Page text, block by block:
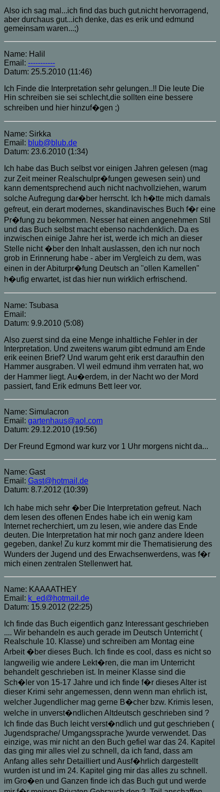
Also ich sag mal...ich find das buch gut.nicht hervorragend,
aber durchaus gut...ich denke, das es erik und edmund
gemeinsam waren...;)
Name: Halil
Email: -----------
Datum: 25.5.2010 (11:46)
Ich Finde die Interpretation sehr gelungen..!! Die leute Die
Hin schreiben sie sei schlecht,die sollten eine bessere
schreiben und hier hinzuf�gen ;)
Name: Sirkka
Email: blub@blub.de
Datum: 23.6.2010 (1:34)
Ich habe das Buch selbst vor einigen Jahren gelesen (mag
zur Zeit meiner Realschulpr�fungen gewesen sein) und
kann dementsprechend auch nicht nachvollziehen, warum
solche Aufregung dar�ber herrscht. Ich h�tte mich damals
gefreut, ein derart modernes, skandinavisches Buch f�r eine
Pr�fung zu bekommen. Nesser hat einen angenehmen Stil
und das Buch selbst macht ebenso nachdenklich. Da es
inzwischen einige Jahre her ist, werde ich mich an dieser
Stelle nicht �ber den Inhalt auslassen, den ich nur noch
grob in Erinnerung habe - aber im Vergleich zu dem, was
einen in der Abiturpr�fung Deutsch an "ollen Kamellen"
h�ufig erwartet, ist das hier nun wirklich erfrischend.
Name: Tsubasa
Email:
Datum: 9.9.2010 (5:08)
Also zuerst sind da eine Menge inhaltliche Fehler in der
Interpretation. Und zweitens warum gibt edmund am Ende
erik eeinen Brief? Und warum geht erik erst daraufhin den
Hammer ausgraben. Vl weil edmund ihm verraten hat, wo
der Hammer liegt. Au�erdem, in der Nacht wo der Mord
passiert, fand Erik edmuns Bett leer vor.
Name: Simulacron
Email: gartenhaus@aol.com
Datum: 29.12.2010 (19:56)
Der Freund Egmond war kurz vor 1 Uhr morgens nicht da...
Name: Gast
Email: Gast@hotmail.de
Datum: 8.7.2012 (10:39)
Ich habe mich sehr �ber Die Interpretation gefreut. Nach
dem lesen des offenen Endes habe ich ein wenig kam
Internet recherchiert, um zu lesen, wie andere das Ende
deuten. Die Interpretation hat mir noch ganz andere Ideen
gegeben, danke! Zu kurz kommt mir die Thematisierung des
Wunders der Jugend und des Erwachsenwerdens, was f�r
mich einen zentralen Stellenwert hat.
Name: KAAAATHEY
Email: k_ed@hotmail.de
Datum: 15.9.2012 (22:25)
Ich finde das Buch eigentlich ganz Interessant geschrieben
.... Wir behandeln es auch gerade im Deutsch Unterricht (
Realschule 10. Klasse) und schreiben am Montag eine
Arbeit �ber dieses Buch. Ich finde es cool, dass es nicht so
langweilig wie andere Lekt�ren, die man im Unterricht
behandelt geschrieben ist. In meiner Klasse sind die
Sch�ler von 15-17 Jahre und ich finde f�r dieses Alter ist
dieser Krimi sehr angemessen, denn wenn man ehrlich ist,
welcher Jugendlicher mag gerne B�cher bzw. Krimis lesen,
welche in unverst�ndlichen Altdeutsch geschrieben sind ?
Ich finde das Buch leicht verst�ndlich und gut geschrieben (
Jugendsprache/ Umgangssprache )wurde verwendet. Das
einzige, was mir nicht an den Buch gefiel war das 24. Kapitel
das ging mir alles viel zu schnell, da ich fand, dass am
Anfang alles sehr Detailliert und Ausf�hrlich dargestellt
wurden ist und im 24. Kapitel ging mir das alles zu schnell.
im Gro�en und Ganzen finde ich das Buch gut und werde